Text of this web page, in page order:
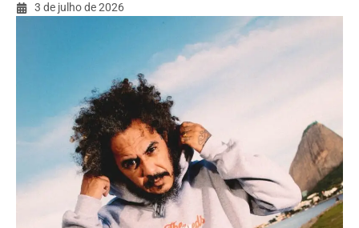
3 de julho de 2026